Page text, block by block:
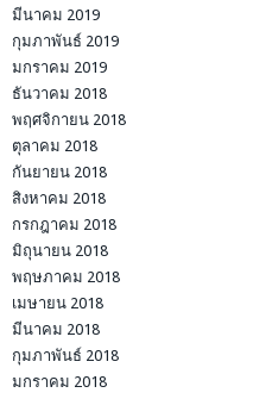
มีนาคม 2019
กุมภาพันธ์ 2019
มกราคม 2019
ธันวาคม 2018
พฤศจิกายน 2018
ตุลาคม 2018
กันยายน 2018
สิงหาคม 2018
กรกฎาคม 2018
มิถุนายน 2018
พฤษภาคม 2018
เมษายน 2018
มีนาคม 2018
กุมภาพันธ์ 2018
มกราคม 2018